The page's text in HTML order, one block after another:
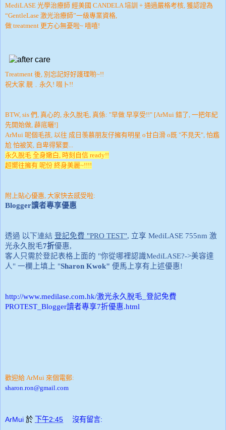
MediLASE 光學治療師 經美國 CANDELA培訓 + 通過嚴格考核, 獲認證為
“GentleLase 激光治療師”一級專業資格,
做 treatment 更方心無憂啦~ 嘻嘻!
Treatment 後, 別忘記好好護理喲~!!
祝大家 靚﹒永久! 啜卜!!
BTW, sis 們, 真心的, 永久脫毛, 真係: "早做 早享受!!" [ArMui 錯了, 一把年紀
先開始做, 薜底曬!]
ArMui 呢個毛孩, 以往 成日羡慕朋友仔擁有明星 o甘白滑 o既 "不見天", 怕尷
尬 怕被笑, 自卑得緊要...
永久脫毛 全身嫩白, 時刻自信 ready!!
超嚮往擁有 呢份 終身美麗~!!!!
附上貼心優惠, 大家快去感受啦:
Blogger讀者專享優惠
透過 以下連結 登記免費 "PRO TEST", 立享 MediLASE 755nm 激
光永久脫毛7折優惠,
客人只需於登記表格上面的 "你從哪裡認識MediLASE?->美容達
人" 一欄上填上 "Sharon Kwok" 便馬上享有上述優惠!
http://www.medilase.com.hk/激光永久脫毛 登記免費
PROTEST_Blogger讀者專享7折優惠.html
歡迎給 ArMui 來個電郵:
sharon.ron@gmail.com
ArMui 於 下午2:45 沒有留言: